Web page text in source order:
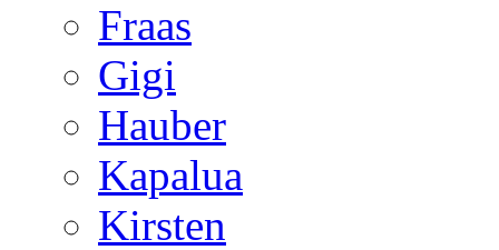
Fraas
Gigi
Hauber
Kapalua
Kirsten